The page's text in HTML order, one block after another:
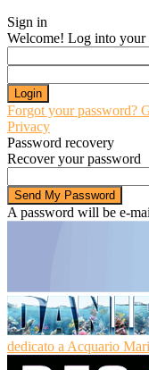
Sign in
Welcome! Log into your
Forgot your password?
Privacy
Password recovery
Recover your password
A password will be e-
dedicato a Acquario